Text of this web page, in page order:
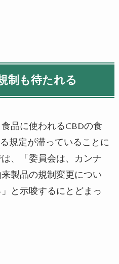
制も待たれる
品に使われるCBDの食
規定が滞っていることに
、「委員会は、カンナ
製品の規制変更につい
と示唆するにとどまっ